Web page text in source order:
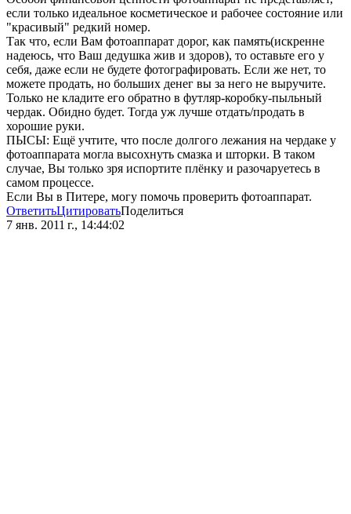
если только идеальное косметическое и рабочее состояние или
"красивый" редкий номер.
Так что, если Вам фотоаппарат дорог, как память(искренне
надеюсь, что Ваш дедушка жив и здоров), то оставьте его у
себя, даже если не будете фотографировать. Если же нет, то
можете продать, но больших денег вы за него не выручите.
Только не кладите его обратно в футляр-коробку-пыльный
чердак. Обидно будет. Тогда уж лучше отдать/продать в
хорошие руки.
ПЫСЫ: Ещё учтите, что после долгого лежания на чердаке у
фотоаппарата могла высохнуть смазка и шторки. В таком
случае, Вы только зря испортите плёнку и разочаруетесь в
самом процессе.
Если Вы в Питере, могу помочь проверить фотоаппарат.
ОтветитьЦитироватьПоделиться
7 янв. 2011 г., 14:44:02